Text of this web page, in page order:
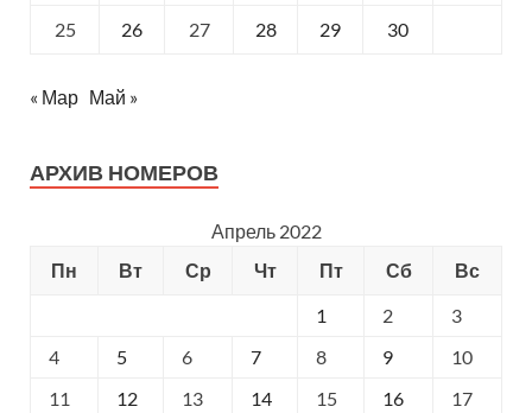
25 26 27 28 29 30
« Мар Май »
АРХИВ НОМЕРОВ
Апрель 2022
Пн
Вт Ср Чт Пт Сб
Вс
1
2
3
4
5 6 7 8 9
10
11
12 13 14 15 16
17